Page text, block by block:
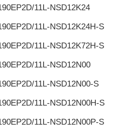
11L-NSD12K24
11L-NSD12K24H-S
11L-NSD12K72H-S
11L-NSD12N00
11L-NSD12N00-S
11L-NSD12N00H-S
11L-NSD12N00P-S